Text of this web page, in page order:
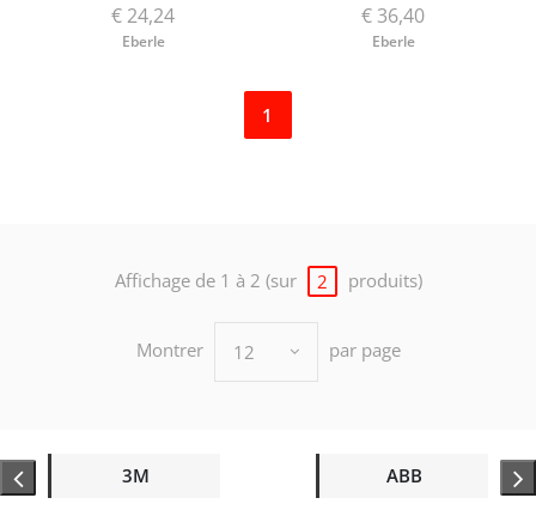
€ 24,24
Eberle
€ 36,40
Eberle
1
Affichage de 1 à 2 (sur 2 produits)
Montrer 12 par page
3M ABB